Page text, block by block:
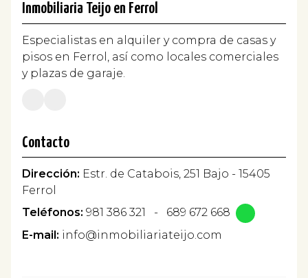
Inmobiliaria Teijo en Ferrol
Especialistas en alquiler y compra de casas y
pisos en Ferrol, así como locales comerciales
y plazas de garaje.
Contacto
Dirección: Estr. de Catabois, 251 Bajo - 15405
Ferrol
Teléfonos: 981 386 321 -
689 672 668
E-mail: info@inmobiliariateijo.com